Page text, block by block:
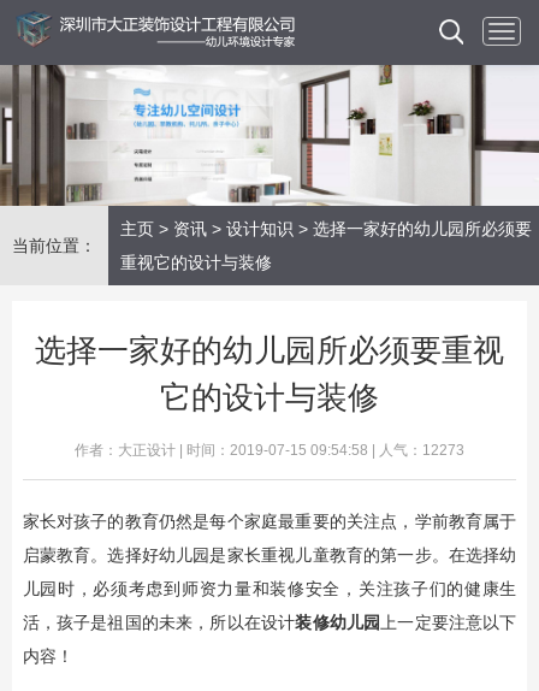
当前位置：
主页 > 资讯 > 设计知识 > 选择一家好的幼儿园所必须要
重视它的设计与装修
选择一家好的幼儿园所必须要重视
它的设计与装修
作者：大正设计 | 时间：2019-07-15 09:54:58 | 人气：12273
家长对孩子的教育仍然是每个家庭最重要的关注点，学前教育属于
启蒙教育。选择好幼儿园是家长重视儿童教育的第一步。在选择幼
儿园时，必须考虑到师资力量和装修安全，关注孩子们的健康生
活，孩子是祖国的未来，所以在设计装修幼儿园 上一定要注意以下
内容！